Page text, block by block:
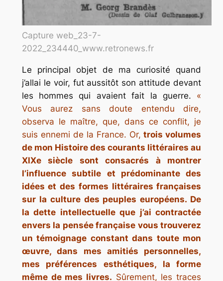
Capture web_23-7-
2022_234440_www.retronews.fr
Le principal objet de ma curiosité quand
j’allai le voir, fut aussitôt son attitude devant
les hommes qui avaient fait la guerre. «
Vous aurez sans doute entendu dire,
observa le maître, que, dans ce conflit, je
suis ennemi de la France. Or, trois volumes
de mon Histoire des courants littéraires au
XlXe siècle sont consacrés à montrer
l’influence subtile et prédominante des
idées et des formes littéraires françaises
sur la culture des peuples européens. De
la dette intellectuelle que j’ai contractée
envers la pensée française vous trouverez
un témoignage constant dans toute mon
œuvre, dans mes amitiés personnelles,
mes préférences esthétiques, la forme
même de mes livres. Sûrement, les traces